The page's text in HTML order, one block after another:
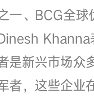
一、BCG全球
Khanna
是新兴市场众
者，这些企业